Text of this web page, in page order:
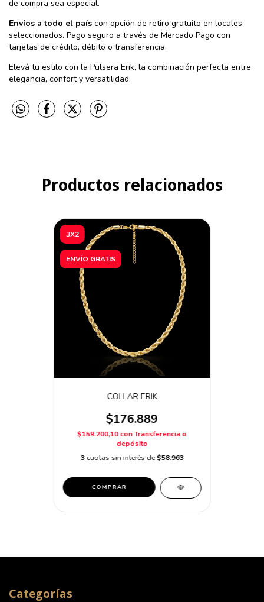
de compra sea especial.
Envíos a todo el país con opción de retiro gratuito en locales
seleccionados. Pago seguro a través de Mercado Pago con
tarjetas de crédito, débito o transferencia.
Elevá tu estilo con la Pulsera Erik, la combinación perfecta entre
elegancia, confort y versatilidad.
Productos relacionados
3X2
ENVÍO GRATIS
COLLAR ERIK
$176.889
$159.200,10conTransferencia o
depósito
3 cuotas sin interés de$58.963
Categorías